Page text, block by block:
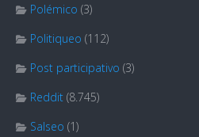
Polémico (3)
Politiqueo (112)
Post participativo (3)
Reddit (8.745)
Salseo (1)